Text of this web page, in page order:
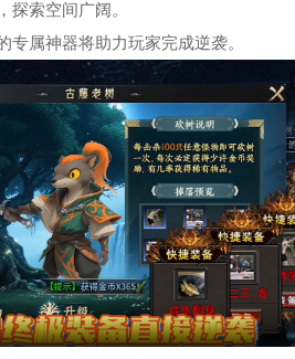
探索空间广阔。
属神器将助力玩家完成逆袭。